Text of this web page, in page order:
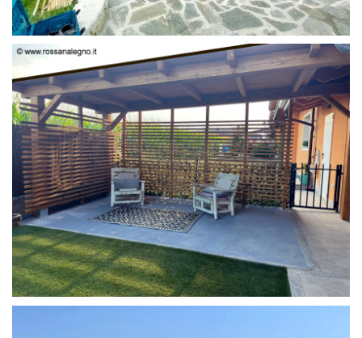
COPERTURA MOBILE 2 AUTO